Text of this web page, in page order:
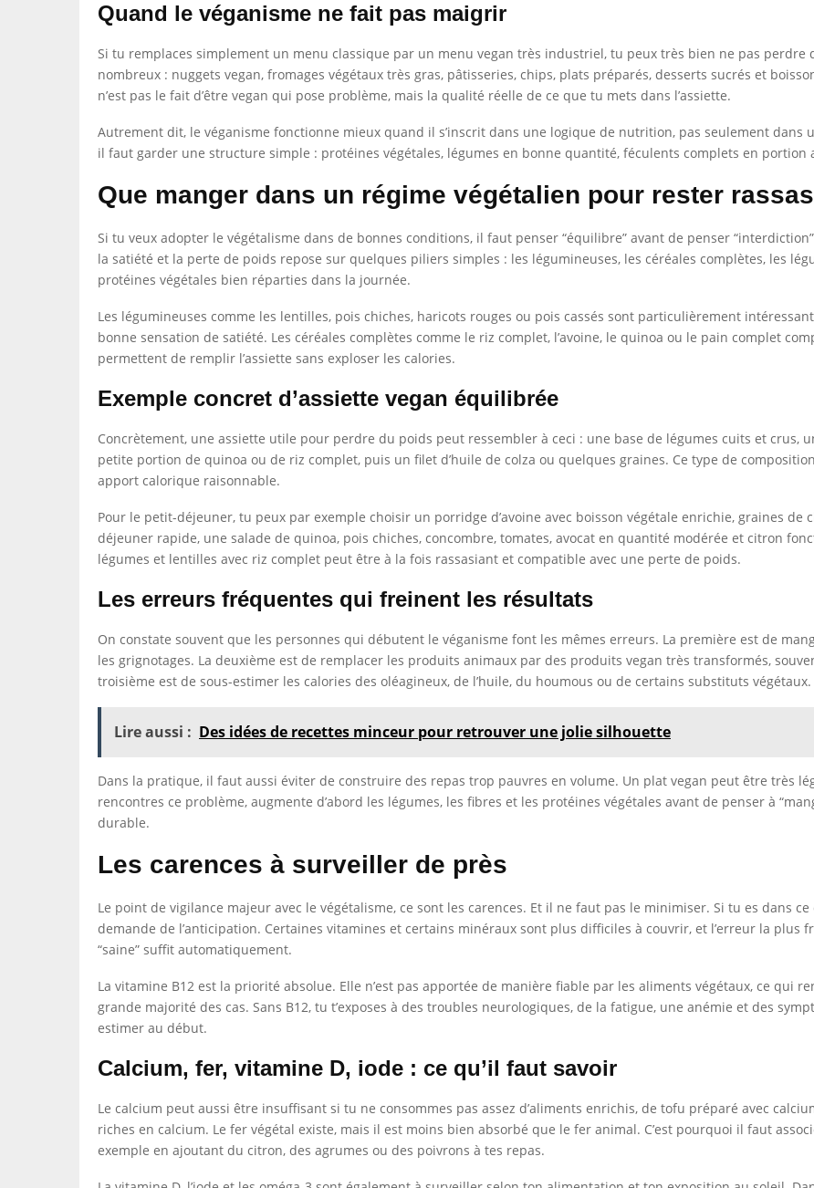
Quand le véganisme ne fait pas maigrir
Si tu remplaces simplement un menu classique par un menu vegan très industriel, tu peux très bien ne pas perdre
nombreux : nuggets vegan, fromages végétaux très gras, pâtisseries, chips, plats préparés, desserts sucrés et
n’est pas le fait d’être vegan qui pose problème, mais la qualité réelle de ce que tu mets dans l’assiette.
Autrement dit, le véganisme fonctionne mieux quand il s’inscrit dans une logique de nutrition, pas seulement dans
il faut garder une structure simple : protéines végétales, légumes en bonne quantité, féculents complets en portion
Que manger dans un régime végétalien pour rester
Si tu veux adopter le végétalisme dans de bonnes conditions, il faut penser “équilibre” avant de penser
la satiété et la perte de poids repose sur quelques piliers simples : les légumineuses, les céréales complètes, les
protéines végétales bien réparties dans la journée.
Les légumineuses comme les lentilles, pois chiches, haricots rouges ou pois cassés sont particulièrement
bonne sensation de satiété. Les céréales complètes comme le riz complet, l’avoine, le quinoa ou le pain complet
permettent de remplir l’assiette sans exploser les calories.
Exemple concret d’assiette vegan équilibrée
Concrètement, une assiette utile pour perdre du poids peut ressembler à ceci : une base de légumes cuits et crus,
petite portion de quinoa ou de riz complet, puis un filet d’huile de colza ou quelques graines. Ce type de
apport calorique raisonnable.
Pour le petit-déjeuner, tu peux par exemple choisir un porridge d’avoine avec boisson végétale enrichie, graines
déjeuner rapide, une salade de quinoa, pois chiches, concombre, tomates, avocat en quantité modérée et citron
légumes et lentilles avec riz complet peut être à la fois rassasiant et compatible avec une perte de poids.
Les erreurs fréquentes qui freinent les résultats
On constate souvent que les personnes qui débutent le véganisme font les mêmes erreurs. La première est de
les grignotages. La deuxième est de remplacer les produits animaux par des produits vegan très transformés,
troisième est de sous-estimer les calories des oléagineux, de l’huile, du houmous ou de certains substituts végétaux.
Lire aussi : Des idées de recettes minceur pour retrouver une jolie silhouette
Dans la pratique, il faut aussi éviter de construire des repas trop pauvres en volume. Un plat vegan peut être très
rencontres ce problème, augmente d’abord les légumes, les fibres et les protéines végétales avant de penser à
durable.
Les carences à surveiller de près
Le point de vigilance majeur avec le végétalisme, ce sont les carences. Et il ne faut pas le minimiser. Si tu es dans
demande de l’anticipation. Certaines vitamines et certains minéraux sont plus difficiles à couvrir, et l’erreur la plus
“saine” suffit automatiquement.
La vitamine B12 est la priorité absolue. Elle n’est pas apportée de manière fiable par les aliments végétaux, ce qui
grande majorité des cas. Sans B12, tu t’exposes à des troubles neurologiques, de la fatigue, une anémie et des
estimer au début.
Calcium, fer, vitamine D, iode : ce qu’il faut savoir
Le calcium peut aussi être insuffisant si tu ne consommes pas assez d’aliments enrichis, de tofu préparé avec
riches en calcium. Le fer végétal existe, mais il est moins bien absorbé que le fer animal. C’est pourquoi il faut
exemple en ajoutant du citron, des agrumes ou des poivrons à tes repas.